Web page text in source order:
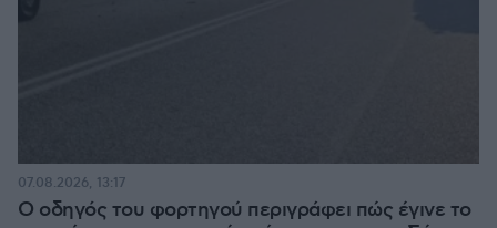
Ο οδηγός του φορτηγού περιγράφει πώς έγινε το
07.08.2026, 13:17